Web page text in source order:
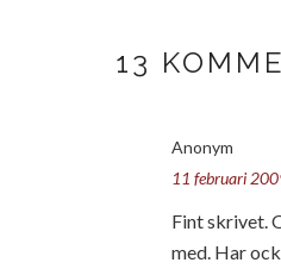
13
Anonym
11 februari
Fint skrivet.
med. Har